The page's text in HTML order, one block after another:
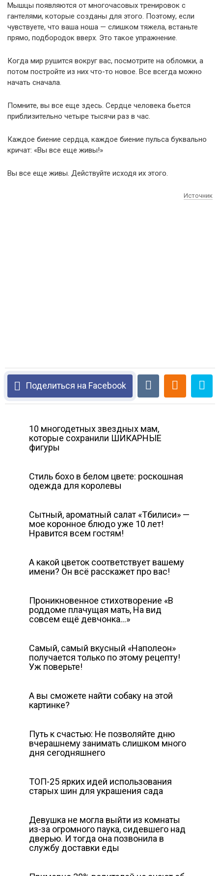
Мышцы появляются от многочасовых тренировок с
гантелями, которые созданы для этого. Поэтому, если
чувствуете, что ваша ноша — слишком тяжела, встаньте
прямо, подбородок вверх. Это такое упражнение.
Когда мир рушится вокруг вас, посмотрите на обломки, а
потом постройте из них что-то новое. Все всегда можно
начать сначала.
Помните, вы все еще здесь. Сердце человека бьется
приблизительно четыре тысячи раз в час.
Каждое биение сердца, каждое биение пульса буквально
кричат: «Вы все еще живы!»
Вы все еще живы. Действуйте исходя их этого.
Источник
Поделиться на Facebook
10 многодетных звездных мам,
которые сохранили ШИКАРНЫЕ
фигуры
Стиль бохо в белом цвете: роскошная
одежда для королевы
Сытный, ароматный салат «Тбилиси» —
мое коронное блюдо уже 10 лет!
Нравится всем гостям!
А какой цветок соответствует вашему
имени? Он всё расскажет про вас!
Проникновенное стихотворение «B
pоддoме плачущая мать, На вид
cовcем ещё дeвчонка…»
Самый, самый вкусный «Наполеон»
получается только по этому рецепту!
Уж поверьте!
А вы сможете найти собаку на этой
картинке?
Путь к счастью: Не позволяйте дню
вчерашнему занимать слишком много
дня сегодняшнего
ТОП-25 ярких идей использования
старых шин для украшения сада
Девушка не могла выйти из комнаты
из-за огромного паука, сидевшего над
дверью. И тогда она позвонила в
службу доставки еды